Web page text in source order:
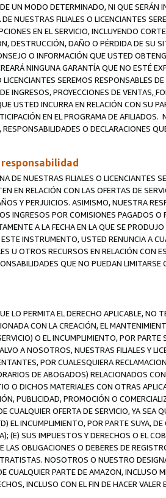
UN MODO DETERMINADO, NI QUE SERÁN
NUESTRAS FILIALES O LICENCIANTES
EN EL SERVICIO, INCLUYENDO
DESTRUCCIÓN, DAÑO O PÉRDIDA DE SU
O INFORMACIÓN QUE USTED
NINGUNA GARANTÍA QUE NO ESTÉ
LICENCIANTES SEREMOS RESPONSABLES
INGRESOS, PROYECCIONES DE VENTAS,
USTED INCURRA EN RELACIÓN CON SU
EN EL PROGRAMA DE
O DECLARACIONES
DE NUESTRAS FILIALES O LICENCIANTES
EN RELACIÓN CON LAS OFERTAS DE
Y PERJUICIOS. ASIMISMO, NUESTRA
INGRESOS POR COMISIONES PAGADOS
A LA FECHA EN LA QUE SE
INSTRUMENTO, USTED RENUNCIA A
U OTROS RECURSOS EN RELACIÓN CON
QUE NO PUEDAN LIMITARSE
LO PERMITA EL DERECHO APLICABLE,
CON LA CREACIÓN, EL
O EL INCUMPLIMIENTO, POR
A NOSOTROS, NUESTRAS FILIALES Y
POR CUALESQUIERA
DE ABOGADOS) RELACIONADOS
O DICHOS MATERIALES CON OTRAS
PUBLICIDAD, PROMOCIÓN O
CUALQUIER OFERTA DE SERVICIO, YA SEA
EL INCUMPLIMIENTO, POR PARTE SUYA,
(E) SUS IMPUESTOS Y DERECHOS O EL
LAS OBLIGACIONES O DEBERES DE
NOSOTROS O NUESTRO
CUALQUIER PARTE DE AMAZON, INCLUSO
INCLUSO CON EL FIN DE HACER VALER